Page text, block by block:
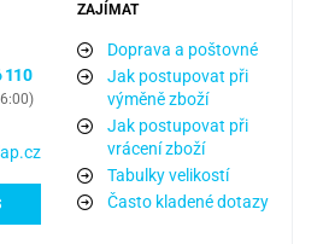
110
ZAJÍMAT
Doprava a poštovné
Jak postupovat při
výměně zboží
Jak postupovat při
vrácení zboží
Tabulky velikostí
Často kladené dotazy